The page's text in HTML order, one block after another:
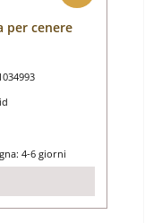
per cenere
4-6 giorni